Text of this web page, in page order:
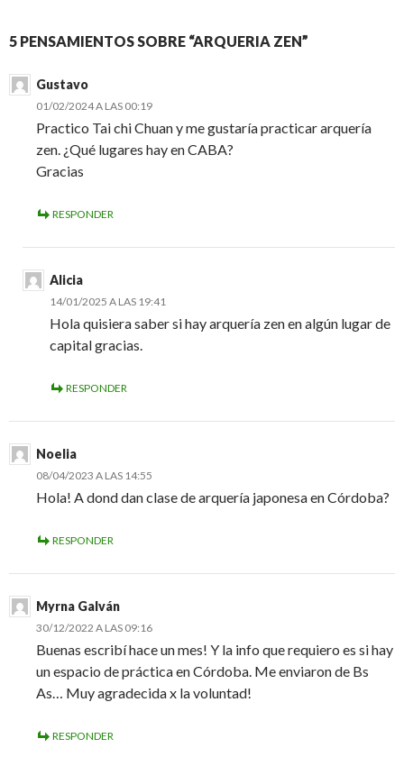
5 PENSAMIENTOS SOBRE “ARQUERIA ZEN”
Gustavo
01/02/2024 A LAS 00:19
Practico Tai chi Chuan y me gustaría practicar arquería
zen. ¿Qué lugares hay en CABA?
Gracias
RESPONDER
Alicia
14/01/2025 A LAS 19:41
Hola quisiera saber si hay arquería zen en algún lugar de
capital gracias.
RESPONDER
Noelia
08/04/2023 A LAS 14:55
Hola! A dond dan clase de arquería japonesa en Córdoba?
RESPONDER
Myrna Galván
30/12/2022 A LAS 09:16
Buenas escribí hace un mes! Y la info que requiero es si hay
un espacio de práctica en Córdoba. Me enviaron de Bs
As… Muy agradecida x la voluntad!
RESPONDER